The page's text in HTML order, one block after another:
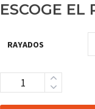
ESCOGE EL
RAYADOS
Cantidad